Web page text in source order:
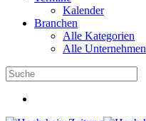
Kalender
Branchen
Alle Kategorien
Alle Unternehmen